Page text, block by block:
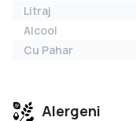
Litraj
Alcool
Cu Pahar
Alergeni